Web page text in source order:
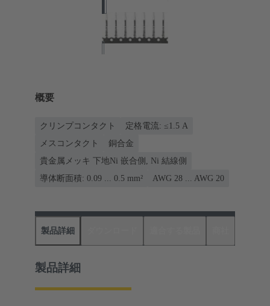
概要
クリンプコンタクト
定格電流: ≤1.5 A
メスコンタクト
銅合金
貴金属メッキ 下地Ni 嵌合側, Ni 結線側
導体断面積: 0.09 ... 0.5 mm²
AWG 28 ... AWG 20
製品詳細
製品詳細